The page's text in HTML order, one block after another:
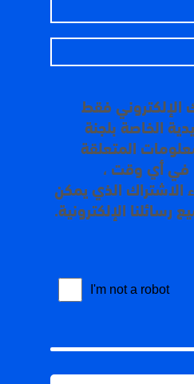
الإلكتروني فقط
الخاصة بلجنة
المتعلقة
في أي وقت ،
الاشتراك الذي يمكن
رسائلنا الإلكترونية.